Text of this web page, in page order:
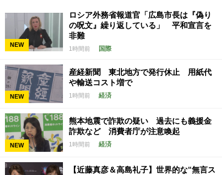
NEW
ロシア外務省報道官「広島市長は『偽り
の呪文』繰り返している」 平和宣言を
非難
1時間前 国際
NEW
産経新聞 東北地方で発行休止 用紙代
や輸送コスト増で
1時間前 経済
NEW
熊本地震で詐欺の疑い 過去にも義援金
詐欺など 消費者庁が注意喚起
1時間前 経済
【近藤真彦＆高島礼子】世界的な“無言ス